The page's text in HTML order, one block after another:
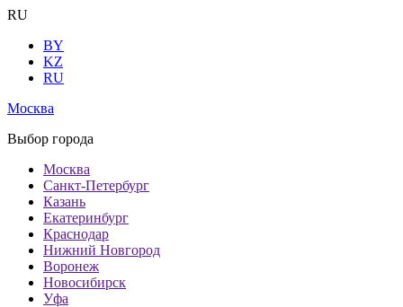
RU
BY
KZ
RU
Москва
Выбор города
Москва
Санкт-Петербург
Казань
Екатеринбург
Краснодар
Нижний Новгород
Воронеж
Новосибирск
Уфа